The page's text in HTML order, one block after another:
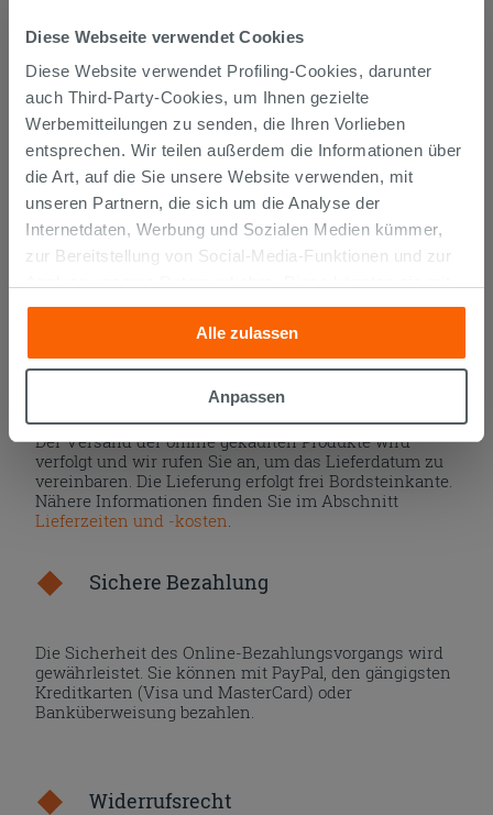
Diese Webseite verwendet Cookies
Diese Website verwendet Profiling-Cookies, darunter
auch Third-Party-Cookies, um Ihnen gezielte
Werbemitteilungen zu senden, die Ihren Vorlieben
entsprechen. Wir teilen außerdem die Informationen über
die Art, auf die Sie unsere Website verwenden, mit
unseren Partnern, die sich um die Analyse der
Internetdaten, Werbung und Sozialen Medien kümmer,
zur Bereitstellung von Social-Media-Funktionen und zur
anderen Informationen, die Sie ihnen geliefert haben oder
die sie aufgrund Ihrer Verwendung ihrer Dienste
gesammelt haben, kombinieren. Falls Sie mehr wissen
möchten oder Ihre Zustimmung zu allen oder einigen
Zustimmung kann durch Klicken auf die Schaltfläche
„Cookies akzeptieren“ gegeben werden. Wenn Sie auf
die Schaltfläche "X" klicken, können Sie das Surfen erst
nach der Installation der technischen Cookies fortsetzen.
Alle zulassen
Anpassen
IN DEN WARENKORB LEGEN
Die Waren werden normalerweise innerhalb von 15
Werktagen ab der Auftragsbestätigung zum Versand
Musterstücke werden normalerweise innerhalb von
Tagen geliefert.
Der Versand der online gekauften Produkte wird
verfolgt und wir rufen Sie an, um das Lieferdatum zu
vereinbaren. Die Lieferung erfolgt frei Bordsteinkante.
Nähere Informationen finden Sie im Abschnitt
Lieferzeiten und -kosten
Sichere Bezahlung
Die Sicherheit des Online-Bezahlungsvorgangs wird
gewährleistet. Sie können mit PayPal, den gängigsten
Kreditkarten (Visa und MasterCard) oder
Banküberweisung bezahlen.
Widerrufsrecht